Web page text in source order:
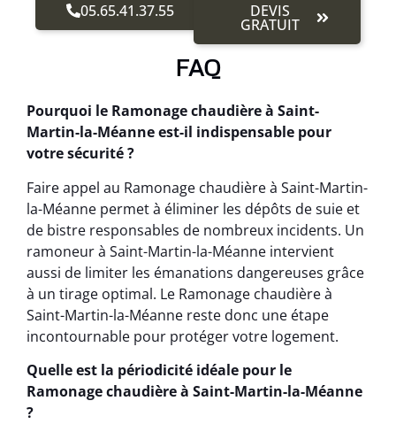
05.65.41.37.55 DEVIS
GRATUIT
FAQ
Pourquoi le Ramonage chaudière à Saint-
Martin-la-Méanne est-il indispensable pour
votre sécurité ?
Faire appel au Ramonage chaudière à Saint-Martin-
la-Méanne permet à éliminer les dépôts de suie et
de bistre responsables de nombreux incidents. Un
ramoneur à Saint-Martin-la-Méanne intervient
aussi de limiter les émanations dangereuses grâce
à un tirage optimal. Le Ramonage chaudière à
Saint-Martin-la-Méanne reste donc une étape
incontournable pour protéger votre logement.
Quelle est la périodicité idéale pour le
Ramonage chaudière à Saint-Martin-la-Méanne
?